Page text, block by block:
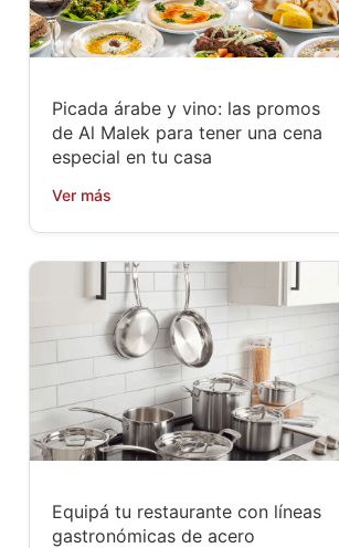
Picada árabe y vino: las promos
de Al Malek para tener una cena
especial en tu casa
Ver más
Equipá tu restaurante con líneas
gastronómicas de acero